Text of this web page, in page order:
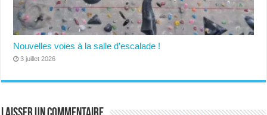
Nouvelles voies à la salle d’escalade !
3 juillet 2026